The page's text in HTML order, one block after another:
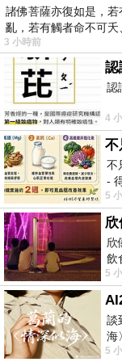
諸佛菩薩亦復如是，
亂，若有觸者命不可
受
3 小時前
認
認
4
不
-
5
欣
飲
5
談
海
心
5